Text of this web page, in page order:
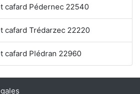
cafard Pédernec 22540
cafard Trédarzec 22220
cafard Plédran 22960